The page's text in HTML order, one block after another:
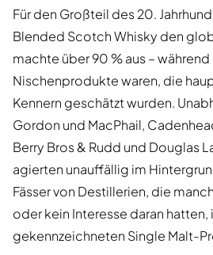
Für den Großteil des 20.
Blended Scotch Whisky den
machte über 90 % aus –
Nischenprodukte waren, die
Kennern geschätzt wurden.
Gordon und MacPhail,
Berry Bros & Rudd und Douglas
agierten unauffällig im
Fässer von Destillerien, die
oder kein Interesse daran hatten,
gekennzeichneten Single Malt-